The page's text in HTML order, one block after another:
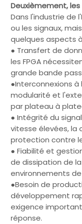
Deuxièmement,
Dans l'industrie de
ou les signaux,
quelques aspects
● Transfert de
les FPGA
grande bande
●Interconnexions
modularité et
par plateau à
● Intégrité du
vitesse élevées, la
protection contre
● Fiabilité et
de dissipation de
environnements
●Besoin de
développement
exigence
réponse.